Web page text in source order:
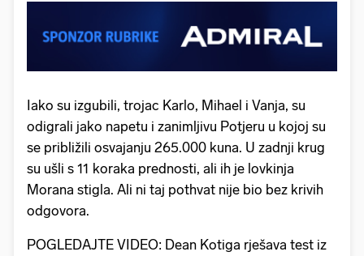
Iako su izgubili, trojac Karlo, Mihael i Vanja, su
odigrali jako napetu i zanimljivu Potjeru u kojoj su
se približili osvajanju 265.000 kuna. U zadnji krug
su ušli s 11 koraka prednosti, ali ih je lovkinja
Morana stigla. Ali ni taj pothvat nije bio bez krivih
odgovora.
POGLEDAJTE VIDEO: Dean Kotiga rješava test iz